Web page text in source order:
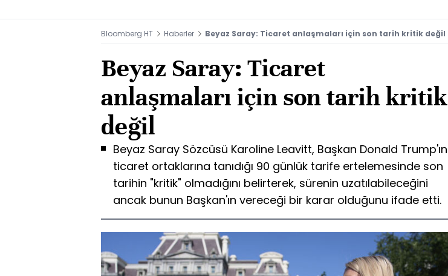
Bloomberg HT Haberler Beyaz Saray: Ticaret anlaşmaları için son tarih kritik değil
Beyaz Saray: Ticaret
anlaşmaları için son tarih kritik
değil
Beyaz Saray Sözcüsü Karoline Leavitt, Başkan Donald Trump'ın
ticaret ortaklarına tanıdığı 90 günlük tarife ertelemesinde son
tarihin "kritik" olmadığını belirterek, sürenin uzatılabileceğini
ancak bunun Başkan'ın vereceği bir karar olduğunu ifade etti.